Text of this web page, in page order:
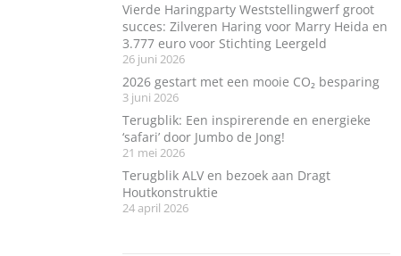
Vierde Haringparty Weststellingwerf groot
succes: Zilveren Haring voor Marry Heida en
3.777 euro voor Stichting Leergeld
26 juni 2026
2026 gestart met een mooie CO₂ besparing
3 juni 2026
Terugblik: Een inspirerende en energieke
‘safari’ door Jumbo de Jong!
21 mei 2026
Terugblik ALV en bezoek aan Dragt
Houtkonstruktie
24 april 2026